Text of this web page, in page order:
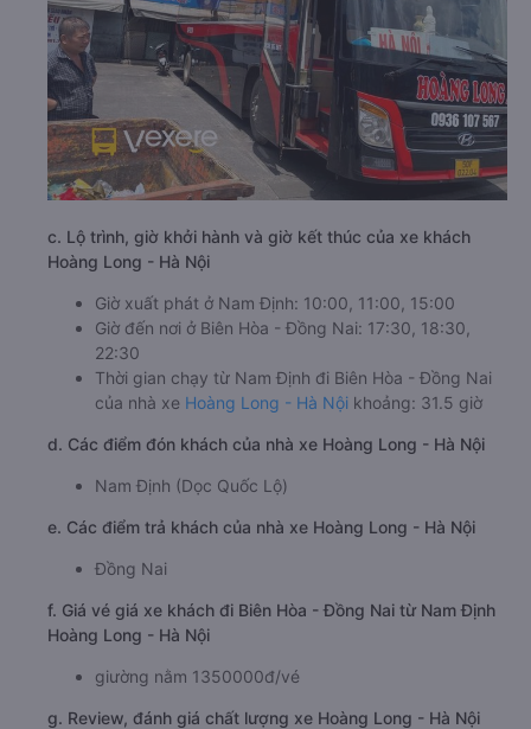
c. Lộ trình, giờ khởi hành và giờ kết thúc của xe khách
Hoàng Long - Hà Nội
Giờ xuất phát ở Nam Định: 10:00, 11:00, 15:00
Giờ đến nơi ở Biên Hòa - Đồng Nai: 17:30, 18:30,
22:30
Thời gian chạy từ Nam Định đi Biên Hòa - Đồng Nai
của nhà xe Hoàng Long - Hà Nội khoảng: 31.5 giờ
d. Các điểm đón khách của nhà xe Hoàng Long - Hà Nội
Nam Định (Dọc Quốc Lộ)
e. Các điểm trả khách của nhà xe Hoàng Long - Hà Nội
Đồng Nai
f. Giá vé giá xe khách đi Biên Hòa - Đồng Nai từ Nam Định
Hoàng Long - Hà Nội
giường nằm 1350000đ/vé
g. Review, đánh giá chất lượng xe Hoàng Long - Hà Nội